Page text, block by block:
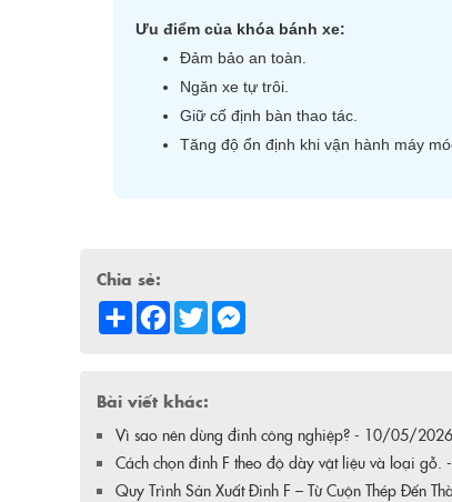
Ưu điểm của khóa bánh xe:
Đảm bảo an toàn.
Ngăn xe tự trôi.
Giữ cố định bàn thao tác.
Tăng độ ổn định khi vận hành máy
Chia sẻ:
Share Facebook
Twitter
Bài viết khác:
Vì sao nên dùng đinh công nghiệp? - 10/05/2026
Cách chọn đinh F theo độ dày vật liệu và loại
Quy Trình Sản Xuất Đinh F – Từ Cuộn Thép Đến